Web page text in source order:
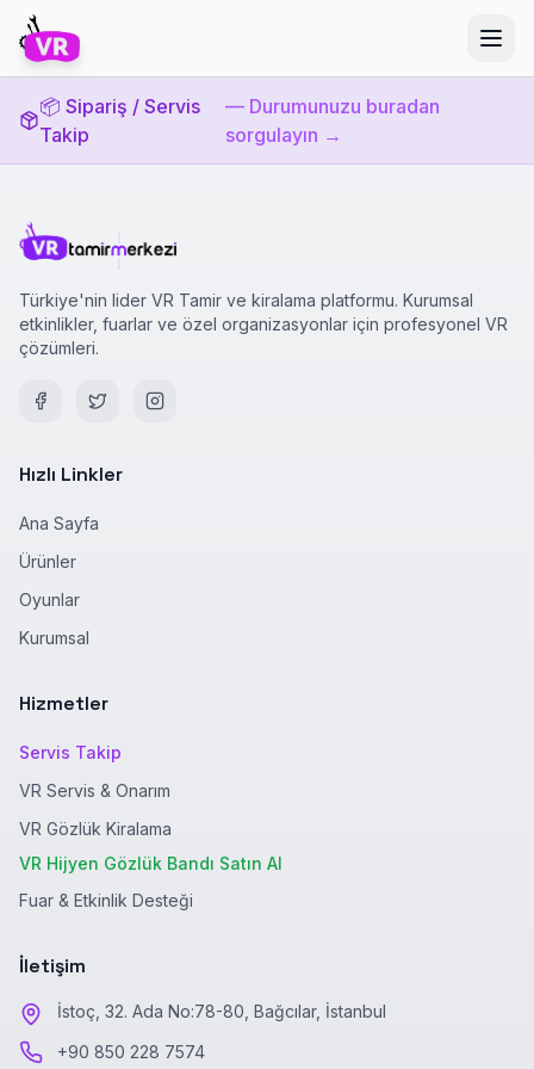
📦 Sipariş / Servis
Takip
— Durumunuzu buradan
sorgulayın →
Türkiye'nin lider VR Tamir ve kiralama platformu. Kurumsal
etkinlikler, fuarlar ve özel organizasyonlar için profesyonel VR
çözümleri.
Hızlı Linkler
Ana Sayfa
Ürünler
Oyunlar
Kurumsal
Hizmetler
Servis Takip
VR Servis & Onarım
VR Gözlük Kiralama
VR Hijyen Gözlük Bandı Satın Al
Fuar & Etkinlik Desteği
İletişim
İstoç, 32. Ada No:78-80, Bağcılar, İstanbul
+90 850 228 7574